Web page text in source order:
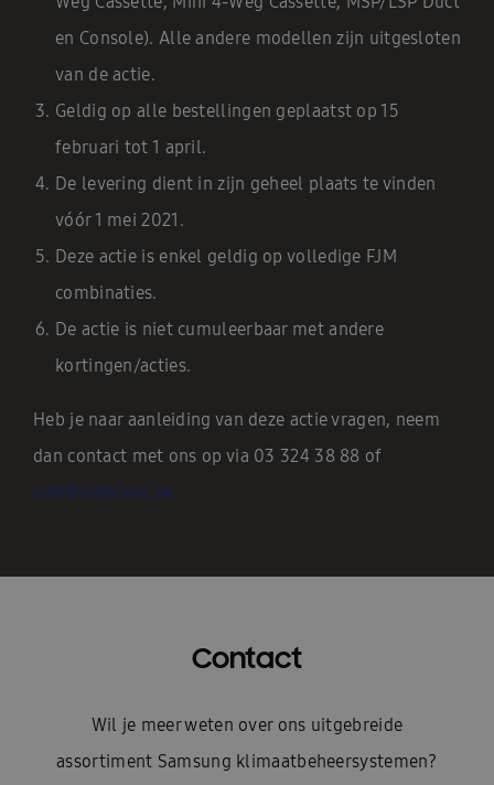
en Console). Alle andere modellen zijn uitgesloten
van de actie.
Geldig op alle bestellingen geplaatst op 15
februari tot 1 april.
De levering dient in zijn geheel plaats te vinden
vóór 1 mei 2021.
Deze actie is enkel geldig op volledige FJM
combinaties.
De actie is niet cumuleerbaar met andere
kortingen/acties.
Heb je naar aanleiding van deze actie vragen, neem
dan contact met ons op via 03 324 38 88 of
info@ambrava.be
Contact
Wil je meer weten over ons uitgebreide
assortiment Samsung klimaatbeheersystemen?